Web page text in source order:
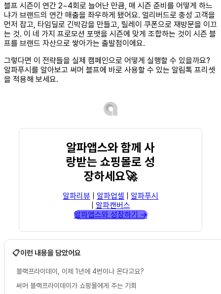
블프 시즌이 연간 2~4회로 늘어난 만큼, 매 시즌 준비를 어떻게 하느
냐가 브랜드의 연간 매출을 좌우하게 됐어요. 얼리버드로 충성 고객을
먼저 잡고, 타임딜로 긴박감을 만들고, 릴레이 쿠폰으로 재방문을 이끄
는 것. 이 네 가지 프로모션 포맷을 시즌에 맞게 조합하는 것이 시즌 블
프를 브랜드 자산으로 쌓아가는 출발점이에요.
그렇다면 이 전략들을 실제 캠페인으로 어떻게 실행할 수 있을까요?
알파푸시를 알아보고 써머 블프에 바로 사용할 수 있는 알림톡 프리셋
을 적용해 보세요.
알파앱스와 함께 사
랑받는 쇼핑몰로 성
장하세요🚀
알파리뷰 알파업셀
알파푸시
알파캔버스
알파앱스와 성장하기 →
📋이런 내용을 담았어요
블랙프라이데이, 이제 1년에 4번이나 온다고요?
써머 블랙프라이데이가 쇼핑몰에게 주는 기회